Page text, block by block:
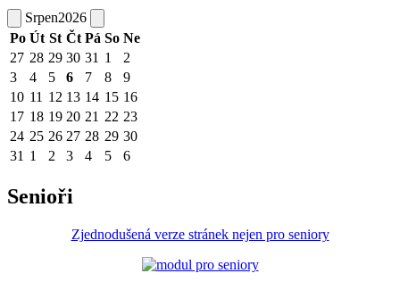
Srpen2026
Po Út St Čt Pá So Ne
27 28 29 30 31 1
2
3
4 5 6 7 8
9
10 11 12 13 14 15 16
17 18 19 20 21 22 23
24 25 26 27 28 29 30
31 1 2 3 4 5 6
Senioři
Zjednodušená verze stránek nejen pro seniory